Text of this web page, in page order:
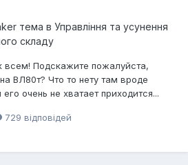
тема в Управління та усунення
складу
всем! Подскажите пожалуйста,
ВЛ80т? Что то нету там вроде
очень не хватает приходится...
729 відповідей